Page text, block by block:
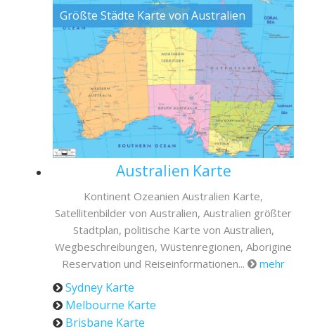
Größte Städte Karte von Australien
Australien Karte
Kontinent Ozeanien Australien Karte,
Satellitenbilder von Australien, Australien größter
Stadtplan, politische Karte von Australien,
Wegbeschreibungen, Wüstenregionen, Aborigine
Reservation und Reiseinformationen...
mehr
Sydney Karte
Melbourne Karte
Brisbane Karte